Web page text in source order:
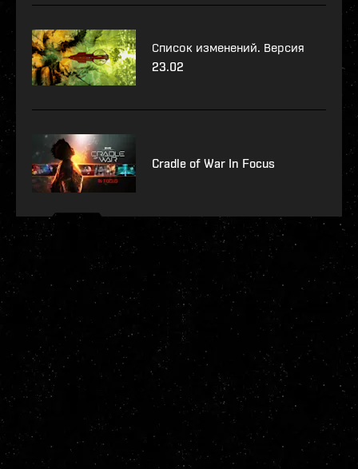
Список изменений. Версия
23.02
Cradle of War In Focus